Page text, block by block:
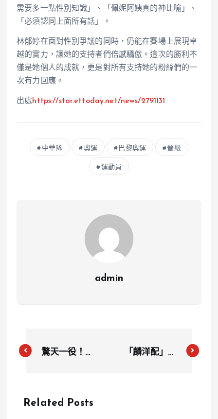
需要多一點性別知識」、「佩妮阿姨真的神比喻」、
「必須認同上面所有話」。
林郁婷在面對性別爭議的同時，仍能在賽場上展現卓
越的實力，讓她的支持者們倍感驕傲。這次的勝利不
僅是她個人的成就，更是對所有支持她的粉絲們的一
次有力回應。
出處https://star.ettoday.net/news/2791131
中華隊 奧運 巴黎奧運 晉級
運動員
admin
驚天一役！萊
100公尺金牌
「麟洋配」奧
Related Posts